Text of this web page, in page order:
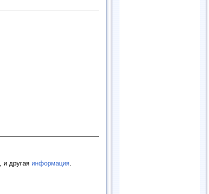
, и другая информация